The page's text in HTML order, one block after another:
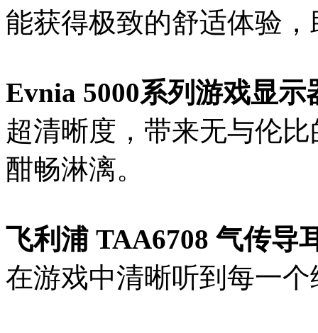
能获得极致的舒适体验
Evnia 5000系列游戏显示
超清晰度，带来无与伦
酣畅淋漓。
飞利浦 TAA6708 气传导
在游戏中清晰听到每一